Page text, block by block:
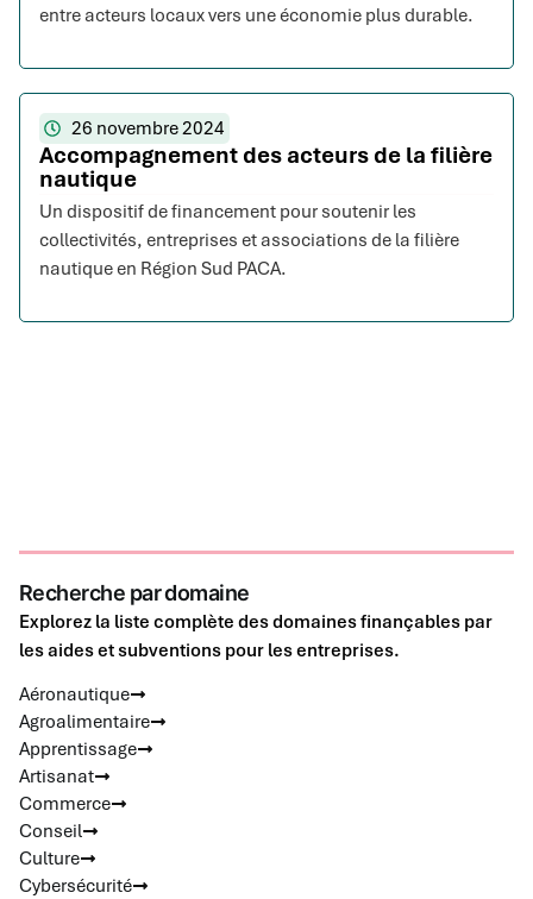
entre acteurs locaux vers une économie plus durable.
26 novembre 2024
Accompagnement des acteurs de la filière
nautique
Un dispositif de financement pour soutenir les
collectivités, entreprises et associations de la filière
nautique en Région Sud PACA.
Recherche par domaine
Explorez la liste complète des domaines finançables par
les aides et subventions pour les entreprises.
Aéronautique
Agroalimentaire
Apprentissage
Artisanat
Commerce
Conseil
Culture
Cybersécurité